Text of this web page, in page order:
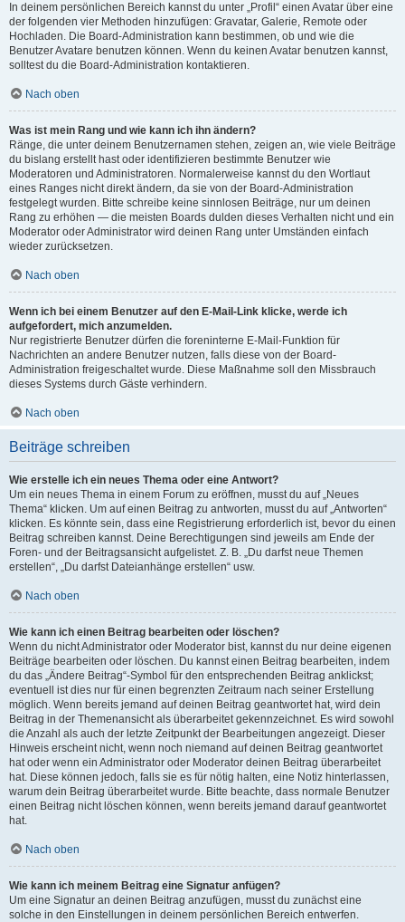
In deinem persönlichen Bereich kannst du unter „Profil“ einen Avatar über eine
der folgenden vier Methoden hinzufügen: Gravatar, Galerie, Remote oder
Hochladen. Die Board-Administration kann bestimmen, ob und wie die
Benutzer Avatare benutzen können. Wenn du keinen Avatar benutzen kannst,
solltest du die Board-Administration kontaktieren.
Nach oben
Was ist mein Rang und wie kann ich ihn ändern?
Ränge, die unter deinem Benutzernamen stehen, zeigen an, wie viele Beiträge
du bislang erstellt hast oder identifizieren bestimmte Benutzer wie
Moderatoren und Administratoren. Normalerweise kannst du den Wortlaut
eines Ranges nicht direkt ändern, da sie von der Board-Administration
festgelegt wurden. Bitte schreibe keine sinnlosen Beiträge, nur um deinen
Rang zu erhöhen — die meisten Boards dulden dieses Verhalten nicht und ein
Moderator oder Administrator wird deinen Rang unter Umständen einfach
wieder zurücksetzen.
Nach oben
Wenn ich bei einem Benutzer auf den E-Mail-Link klicke, werde ich
aufgefordert, mich anzumelden.
Nur registrierte Benutzer dürfen die foreninterne E-Mail-Funktion für
Nachrichten an andere Benutzer nutzen, falls diese von der Board-
Administration freigeschaltet wurde. Diese Maßnahme soll den Missbrauch
dieses Systems durch Gäste verhindern.
Nach oben
Beiträge schreiben
Wie erstelle ich ein neues Thema oder eine Antwort?
Um ein neues Thema in einem Forum zu eröffnen, musst du auf „Neues
Thema“ klicken. Um auf einen Beitrag zu antworten, musst du auf „Antworten“
klicken. Es könnte sein, dass eine Registrierung erforderlich ist, bevor du einen
Beitrag schreiben kannst. Deine Berechtigungen sind jeweils am Ende der
Foren- und der Beitragsansicht aufgelistet. Z. B. „Du darfst neue Themen
erstellen“, „Du darfst Dateianhänge erstellen“ usw.
Nach oben
Wie kann ich einen Beitrag bearbeiten oder löschen?
Wenn du nicht Administrator oder Moderator bist, kannst du nur deine eigenen
Beiträge bearbeiten oder löschen. Du kannst einen Beitrag bearbeiten, indem
du das „Ändere Beitrag“-Symbol für den entsprechenden Beitrag anklickst;
eventuell ist dies nur für einen begrenzten Zeitraum nach seiner Erstellung
möglich. Wenn bereits jemand auf deinen Beitrag geantwortet hat, wird dein
Beitrag in der Themenansicht als überarbeitet gekennzeichnet. Es wird sowohl
die Anzahl als auch der letzte Zeitpunkt der Bearbeitungen angezeigt. Dieser
Hinweis erscheint nicht, wenn noch niemand auf deinen Beitrag geantwortet
hat oder wenn ein Administrator oder Moderator deinen Beitrag überarbeitet
hat. Diese können jedoch, falls sie es für nötig halten, eine Notiz hinterlassen,
warum dein Beitrag überarbeitet wurde. Bitte beachte, dass normale Benutzer
einen Beitrag nicht löschen können, wenn bereits jemand darauf geantwortet
hat.
Nach oben
Wie kann ich meinem Beitrag eine Signatur anfügen?
Um eine Signatur an deinen Beitrag anzufügen, musst du zunächst eine
solche in den Einstellungen in deinem persönlichen Bereich entwerfen.